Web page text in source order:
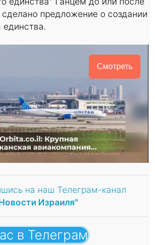
сделано предложение о создании
единства.
Смотреть
на наш Телеграм-канал
Израиля"
в Телеграм